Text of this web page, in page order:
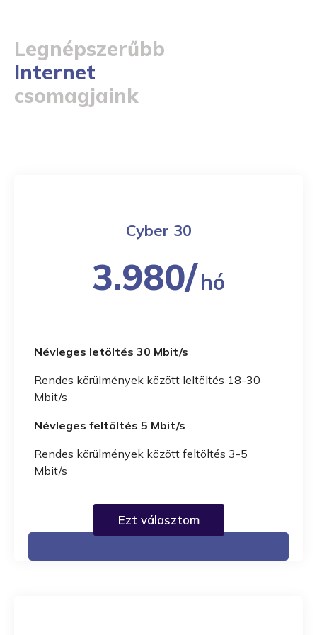
Legnépszerűbb
Internet
csomagjaink
Cyber 30
3.980/hó
Névleges letöltés 30 Mbit/s
Rendes körülmények között leltöltés 18-30
Mbit/s
Névleges feltöltés 5 Mbit/s
Rendes körülmények között feltöltés 3-5
Mbit/s
Ezt választom